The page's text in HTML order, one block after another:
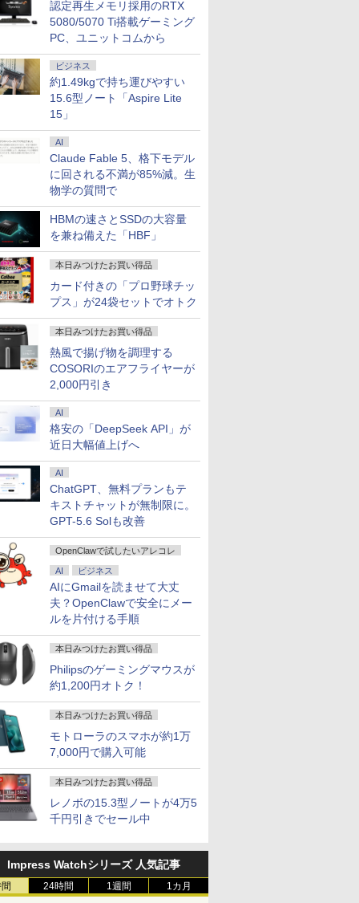
認定再生メモリ採用のRTX
5080/5070 Ti搭載ゲーミング
PC、ユニットコムから
ビジネス
約1.49kgで持ち運びやすい
15.6型ノート「Aspire Lite
15」
AI
Claude Fable 5、格下モデル
に回される不満が85%減。生
物学の質問で
HBMの速さとSSDの大容量
を兼ね備えた「HBF」
本日みつけたお買い得品
カード付きの「プロ野球チッ
プス」が24袋セットでオトク
本日みつけたお買い得品
熱風で揚げ物を調理する
COSORIのエアフライヤーが
2,000円引き
AI
格安の「DeepSeek API」が
近日大幅値上げへ
AI
ChatGPT、無料プランもテ
キストチャットが無制限に。
GPT-5.6 Solも改善
OpenClawで試したいアレコレ
AI ビジネス
AIにGmailを読ませて大丈
夫？OpenClawで安全にメー
ルを片付ける手順
本日みつけたお買い得品
Philipsのゲーミングマウスが
約1,200円オトク！
本日みつけたお買い得品
モトローラのスマホが約1万
7,000円で購入可能
本日みつけたお買い得品
レノボの15.3型ノートが4万5
千円引きでセール中
Impress Watchシリーズ 人気記事
24時間 1週間 1カ月